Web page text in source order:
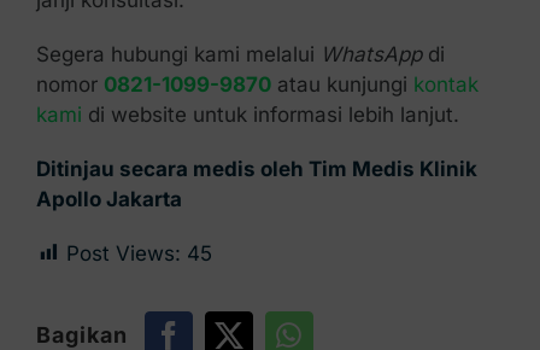
Segera hubungi kami melalui WhatsAppdi
nomor 0821-1099-9870atau kunjungi kontak
kami di website untuk informasi lebih lanjut.
Ditinjau secara medis oleh Tim Medis Klinik
Apollo Jakarta
Post Views: 45
Bagikan